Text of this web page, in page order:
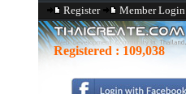
Register Member Login
Registered : 109,038